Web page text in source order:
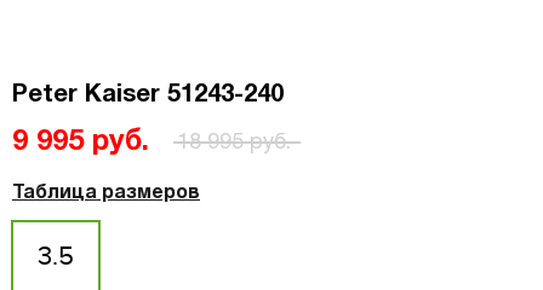
Peter Kaiser 51243-240
9 995 руб. 18 995 руб.
Таблица размеров
3.5